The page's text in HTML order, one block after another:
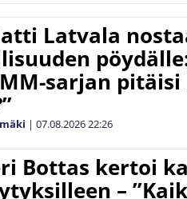
Latvala
sarjan
| 07.08.202622:26
Bottas kertoi
–